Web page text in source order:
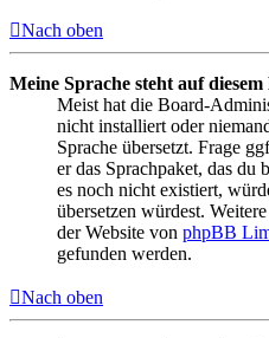
Nach oben
Meine Sprache steht auf
Meist hat die Board-
nicht installiert oder
Sprache übersetzt. Frage
er das Sprachpaket, das du
es noch nicht existiert,
übersetzen würdest.
der Website von phpBB
gefunden werden.
Nach oben